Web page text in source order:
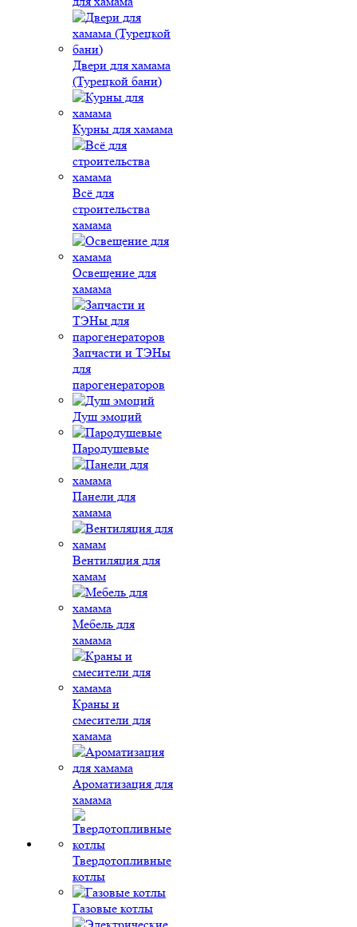
Двери для хамама
(Турецкой бани)
Курны для хамама
Всё для
строительства
хамама
Освещение для
хамама
Запчасти и ТЭНы
для
парогенераторов
Душ эмоций
Пародушевые
Панели для
хамама
Вентиляция для
хамам
Мебель для
хамама
Краны и
смесители для
хамама
Ароматизация для
хамама
Твердотопливные
котлы
Газовые котлы